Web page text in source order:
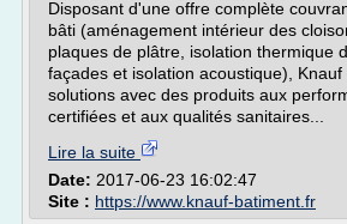
Disposant d'une offre complète
bâti (aménagement intérieur des
plaques de plâtre, isolation thermique
façades et isolation acoustique),
solutions avec des produits aux
certifiées et aux qualités sanitaires...
Lire la suite
Date: 2017-06-23 16:02:47
Site : https://www.knauf-batiment.fr